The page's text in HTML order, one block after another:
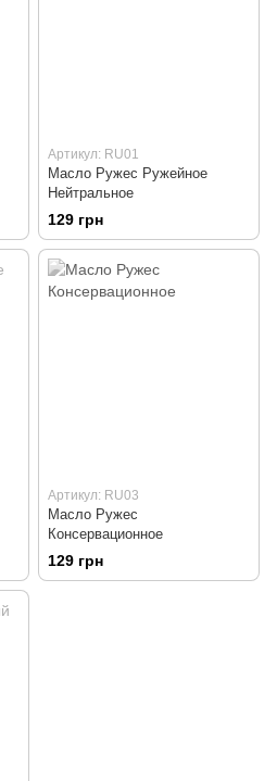
Артикул: RU01
Масло Ружес Ружейное
Нейтральное
129 грн
Артикул: RU03
Масло Ружес
Консервационное
129 грн